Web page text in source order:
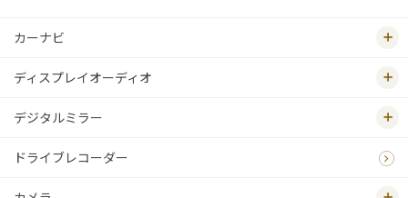
カーナビ
ディスプレイオーディオ
デジタルミラー
ドライブレコーダー